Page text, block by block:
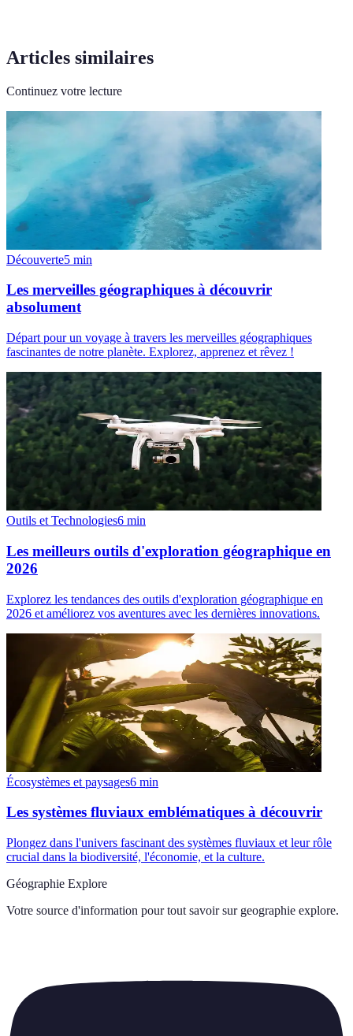
Articles similaires
Continuez votre lecture
Découverte5 min
Les merveilles géographiques à découvrir
absolument
Départ pour un voyage à travers les merveilles géographiques
fascinantes de notre planète. Explorez, apprenez et rêvez !
Outils et Technologies6 min
Les meilleurs outils d'exploration géographique en
2026
Explorez les tendances des outils d'exploration géographique en
2026 et améliorez vos aventures avec les dernières innovations.
Écosystèmes et paysages6 min
Les systèmes fluviaux emblématiques à découvrir
Plongez dans l'univers fascinant des systèmes fluviaux et leur rôle
crucial dans la biodiversité, l'économie, et la culture.
Géographie Explore
Votre source d'information pour tout savoir sur geographie explore.